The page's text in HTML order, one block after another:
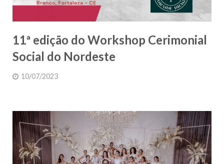
11ª edição do Workshop Cerimonial
Social do Nordeste
10/07/2023